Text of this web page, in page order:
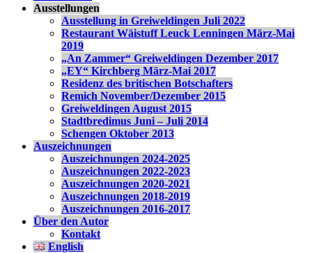
Ausstellungen
Ausstellung in Greiweldingen Juli 2022
Restaurant Wäistuff Leuck Lenningen März-Mai
2019
„An Zammer“ Greiweldingen Dezember 2017
„EY“ Kirchberg März-Mai 2017
Residenz des britischen Botschafters
Remich November/Dezember 2015
Greiweldingen August 2015
Stadtbredimus Juni – Juli 2014
Schengen Oktober 2013
Auszeichnungen
Auszeichnungen 2024-2025
Auszeichnungen 2022-2023
Auszeichnungen 2020-2021
Auszeichnungen 2018-2019
Auszeichnungen 2016-2017
Über den Autor
Kontakt
English